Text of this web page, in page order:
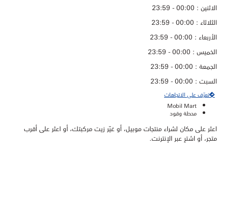
الاثنين : 00:00 - 23:59
الثلاثاء : 00:00 - 23:59
الأربعاء : 00:00 - 23:59
الخميس : 00:00 - 23:59
الجمعة : 00:00 - 23:59
السبت : 00:00 - 23:59
تعرّف على الاتجاهات
Mobil Mart
محطة وقود
اعثر على مكان لشراء منتجات موبيل، أو غيّر زيت مركبتك، أو اعثر على أقرب
متجر، أو اشترِ عبر الإنترنت.